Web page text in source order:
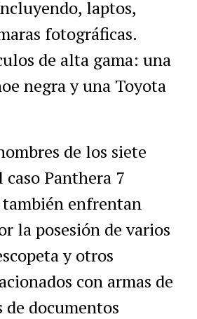
laptos,
fotográficas.
de alta gama: una
negra y una Toyota
de los siete
caso Panthera 7
enfrentan
la posesión de varios
y otros
con armas de
de documentos